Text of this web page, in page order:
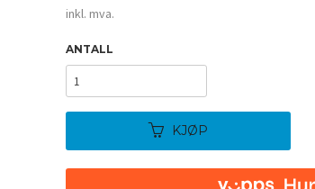
inkl. mva.
ANTALL
KJØP